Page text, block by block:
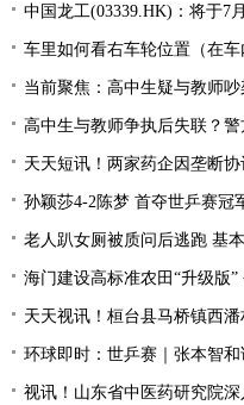
中国龙工(03339.HK)：将于7月28
车里如何看右车轮位置（在车
当前聚焦：高中生疑与教师
高中生与教师争执后失联？
天天短讯！两家药企因垄断
孙颖莎4-2陈梦 首夺世乒赛冠
老人趴女厕被质问后逃跑 基
海门建设高标准农田“升级版” 今
天天视讯！桓台县马桥镇西
环球即时：世乒赛｜张本智
视讯！山东省中医药研究院深入